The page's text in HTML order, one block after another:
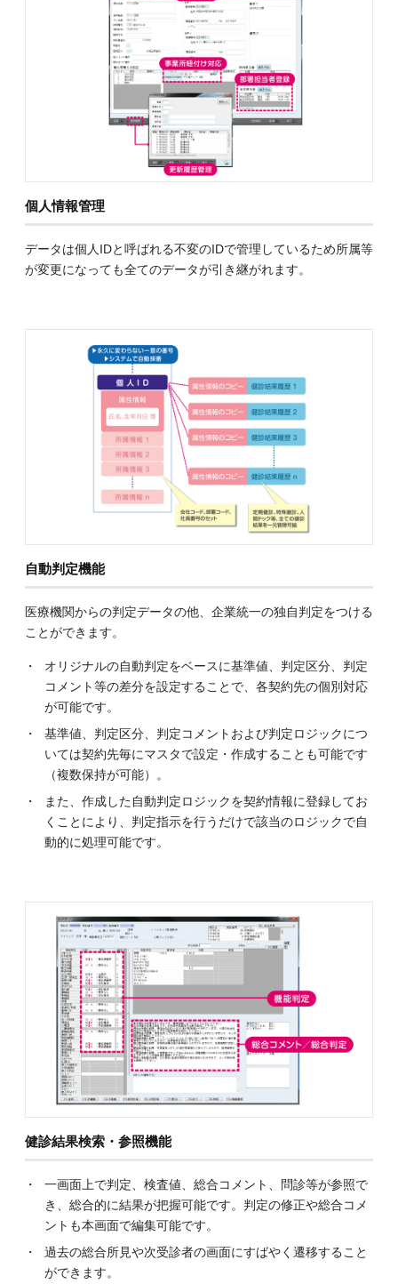
個人情報管理
データは個人IDと呼ばれる不変のIDで管理しているため所属等
が変更になっても全てのデータが引き継がれます。
自動判定機能
医療機関からの判定データの他、企業統一の独自判定をつける
ことができます。
オリジナルの自動判定をベースに基準値、判定区分、判定
コメント等の差分を設定することで、各契約先の個別対応
が可能です。
基準値、判定区分、判定コメントおよび判定ロジックにつ
いては契約先毎にマスタで設定・作成することも可能です
（複数保持が可能）。
また、作成した自動判定ロジックを契約情報に登録してお
くことにより、判定指示を行うだけで該当のロジックで自
動的に処理可能です。
健診結果検索・参照機能
一画面上で判定、検査値、総合コメント、問診等が参照で
き、総合的に結果が把握可能です。判定の修正や総合コメ
ントも本画面で編集可能です。
過去の総合所見や次受診者の画面にすばやく遷移すること
ができます。